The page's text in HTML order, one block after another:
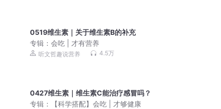
0519维生素｜关于维生素B的补充
专辑：会吃 | 才有营养
听文哲趣说营养 4.5万
0427维生素｜维生素C能治疗感冒吗？
专辑：
【科学搭配】会吃 | 才够健康